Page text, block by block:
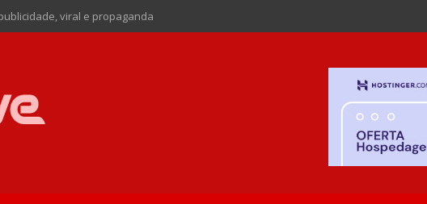
viral e propaganda